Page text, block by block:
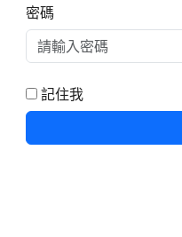
密碼
記住我